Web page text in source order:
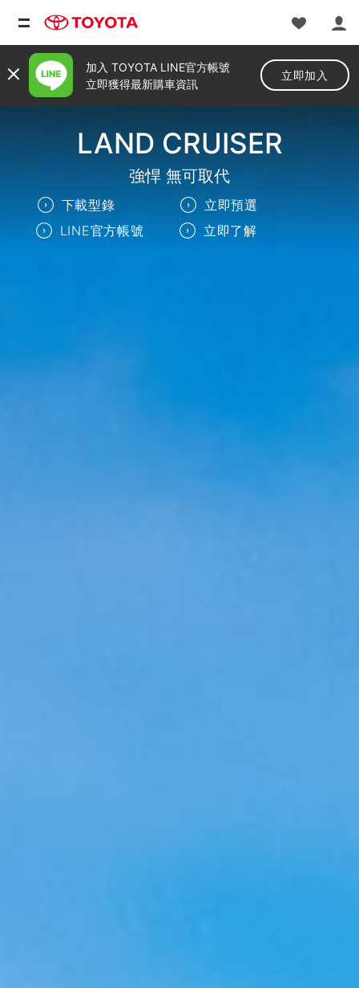
加入 TOYOTA LINE官方帳號
立即獲得最新購車資訊
立即加入
LAND CRUISER
強悍 無可取代
下載型錄
立即預選
LINE官方帳號
立即了解